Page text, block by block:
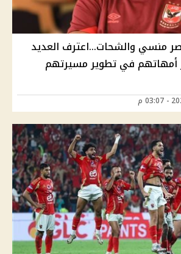
منسي والشحات...اعترف العديد
أمهاتهم في تطوير مسيرتهم